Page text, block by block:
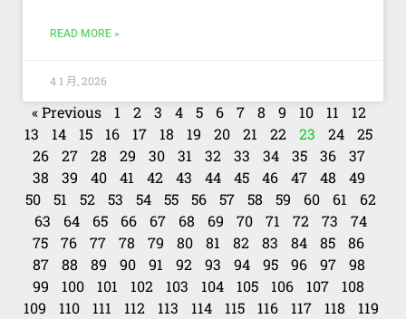
READ MORE »
4 1 月, 2026
« Previous 1 2 3 4 5 6 7 8 9 10 11
12
13
14 15 16 17 18 19 20 21 22 23 24
25
26
27 28 29 30 31 32 33 34 35 36
37
38
39 40 41 42 43 44 45 46 47 48
49
50
51 52 53 54 55 56 57 58 59 60 61
62
63
64 65 66 67 68 69 70 71 72 73
74
75
76 77 78 79 80 81 82 83 84 85
86
87
88 89 90 91 92 93 94 95 96 97
98
99
100 101 102 103 104 105 106 107
108
109
110 111 112 113 114 115 116 117 118
119